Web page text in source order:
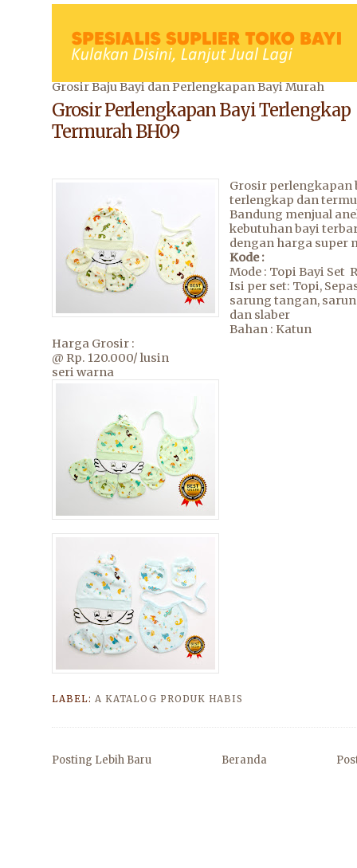
Grosir Baju Bayi dan Perlengkapan Bayi Murah
Grosir Perlengkapan Bayi Terlengkap
Termurah BH09
Grosir perlengkapan
terlengkap dan
Bandung menjual
kebutuhan bayi
dengan harga super
Kode :
Mode : Topi Bayi Set
Isi per set: Topi,
sarung tangan,
dan slaber
Bahan : Katun
Harga Grosir :
@ Rp. 120.000/ lusin
seri warna
LABEL: A KATALOG PRODUK HABIS
Posting Lebih Baru Beranda